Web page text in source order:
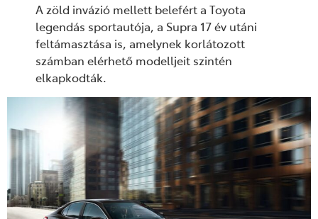
A zöld invázió mellett belefért a Toyota
legendás sportautója, a Supra 17 év utáni
feltámasztása is, amelynek korlátozott
számban elérhető modelljeit szintén
elkapkodták.